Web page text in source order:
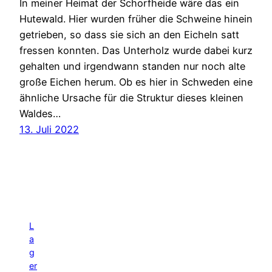
In meiner Heimat der Schorfheide wäre das ein
Hutewald. Hier wurden früher die Schweine hinein
getrieben, so dass sie sich an den Eicheln satt
fressen konnten. Das Unterholz wurde dabei kurz
gehalten und irgendwann standen nur noch alte
große Eichen herum. Ob es hier in Schweden eine
ähnliche Ursache für die Struktur dieses kleinen
Waldes…
13. Juli 2022
L
a
g
er